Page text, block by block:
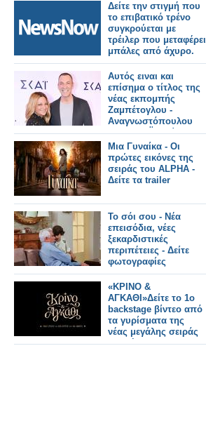
Δείτε την στιγμή που
το επιβατικό τρένο
συγκρούεται με
τρέιλερ που μεταφέρει
μπάλες από άχυρο.
Αυτός ειναι και
επίσημα ο τίτλος της
νέας εκπομπής
Ζαμπέτογλου -
Αναγνωστόπουλου
στον ΣΚΑΪ - Δείτε το
τρειλερ
Μια Γυναίκα - Οι
πρώτες εικόνες της
σειράς του ALPHA -
Δείτε τα trailer
Το σόι σου - Νέα
επεισόδια, νέες
ξεκαρδιστικές
περιπέτειες - Δείτε
φωτογραφίες
«ΚΡΙΝΟ &
ΑΓΚΑΘΙ»Δείτε το 1ο
backstage βίντεο από
τα γυρίσματα της
νέας μεγάλης σειράς
εποχής του ΑΝΤ1